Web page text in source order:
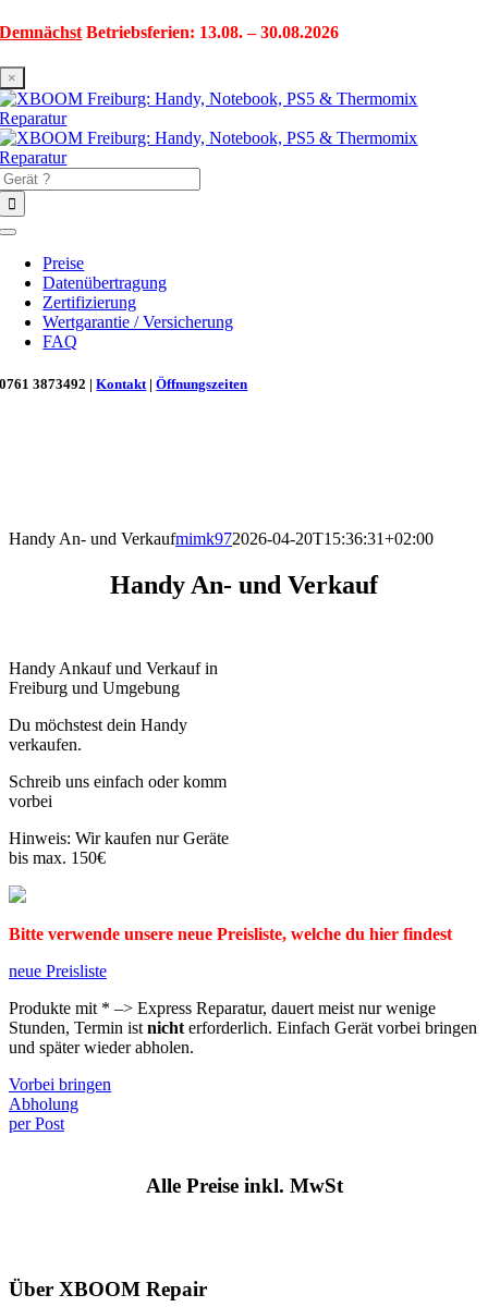
Zum
springen
Demnächst Betriebsferien: 13.08. – 30.08.2026
×
Toggle
Navigation
Preise
Datenübertragung
Zertifizierung
Wertgarantie / Versicherung
FAQ
0761 3873492 |Kontakt |Öffnungszeiten
Handy An- und Verkaufmimk972026-04-20T15:36:31+02:00
Handy An- und Verkauf
Handy Ankauf und Verkauf in
Freiburg und Umgebung
Du möchstest dein Handy
verkaufen.
Schreib uns einfach oder komm
vorbei
Hinweis: Wir kaufen nur Geräte
bis max. 150€
Bitte verwende unsere neue Preisliste, welche du hier findest
neue Preisliste
Produkte mit * –> Express Reparatur, dauert meist nur wenige
Stunden, Termin ist nicht erforderlich. Einfach Gerät vorbei bringen
und später wieder abholen.
Vorbei bringen
Abholung
per Post
Alle Preise inkl. MwSt
Über XBOOM Repair